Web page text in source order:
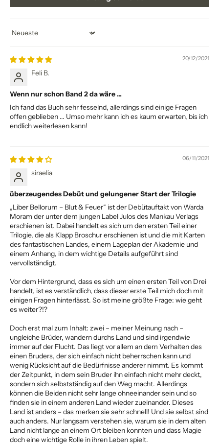
Sort by
20/12/2021
Feli B.
Wenn nur schon Band 2 da wäre ...
Ich fand das Buch sehr fesselnd, allerdings sind einige Fragen
offen geblieben ... Umso mehr kann ich es kaum erwarten, bis ich
endlich weiterlesen kann!
06/11/2021
siraelia
überzeugendes Debüt und gelungener Start der Trilogie
„Liber Bellorum – Blut & Feuer“ ist der Debütauftakt von Warda
Moram der unter dem jungen Label Julos des Mankau Verlags
erschienen ist. Dabei handelt es sich um den ersten Teil einer
Trilogie, die als Klapp Broschur erschienen ist und die mit Karten
des fantastischen Landes, einem Lageplan der Akademie und
einem Anhang, in dem wichtige Details aufgeführt sind
vervollständigt.
Vor dem Hintergrund, dass es sich um einen ersten Teil von Drei
handelt, ist es verständlich, dass dieser erste Teil mich doch mit
einigen Fragen hinterlässt. So ist meine größte Frage: wie geht
es weiter?!?
Doch erst mal zum Inhalt: zwei – meiner Meinung nach –
ungleiche Brüder, wandern durchs Land und sind irgendwie
immer auf der Flucht. Das liegt vor allem an dem Verhalten des
einen Bruders, der sich einfach nicht beherrschen kann und
wenig Rücksicht auf die Bedürfnisse anderer nimmt. Es kommt
der Zeitpunkt, in dem sein Bruder ihn einfach nicht mehr deckt,
sondern sich selbstständig auf den Weg macht. Allerdings
können die Beiden nicht sehr lange ohneeinander sein und so
finden sie in einem anderen Land wieder zueinander. Dieses
Land ist anders – das merken sie sehr schnell! Und sie selbst sind
auch anders. Nur langsam verstehen sie, warum sie in dem alten
Land nicht lange an einem Ort bleiben konnten und dass Magie
doch eine wichtige Rolle in ihren Leben spielt.